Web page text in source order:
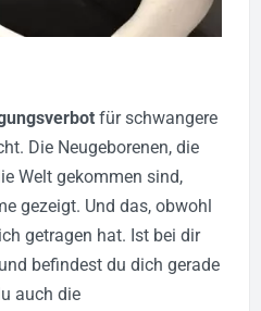
für schwangere
Die Neugeborenen, die
Welt gekommen sind,
gezeigt. Und das, obwohl
getragen hat. Ist bei dir
befindest du dich gerade
auch die